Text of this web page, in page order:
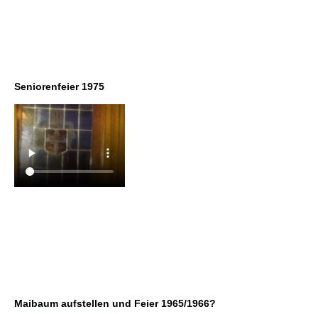
Seniorenfeier 1975
Maibaum aufstellen und Feier 1965/1966?